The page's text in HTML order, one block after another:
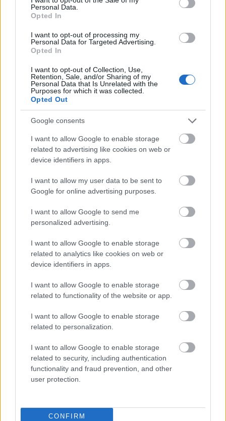
Personal Data.
Opted In
I want to opt-out of processing my
Personal Data for Targeted Advertising.
Opted In
I want to opt-out of Collection, Use,
Retention, Sale, and/or Sharing of my
Personal Data that Is Unrelated with the
Purposes for which it was collected.
Opted Out
Google consents
I want to allow Google to enable storage
related to advertising like cookies on web or
device identifiers in apps.
I want to allow my user data to be sent to
Google for online advertising purposes.
I want to allow Google to send me
personalized advertising.
I want to allow Google to enable storage
related to analytics like cookies on web or
device identifiers in apps.
I want to allow Google to enable storage
related to functionality of the website or app.
I want to allow Google to enable storage
related to personalization.
I want to allow Google to enable storage
related to security, including authentication
functionality and fraud prevention, and other
user protection.
CONFIRM
Διαβάζονται αυτή τη στιγμή
2027 - Το παράπονο της Καρυστιανού - Στον
ΣΥΡΙΖΑ μελετούν Ιστορία
Πυρόπληκτοι: Τι σημαίνουν τα «πράσινα»,
«κίτρινα» και «κόκκινα» σπίτια για τις
αποζημιώσεις
οδικά έργα και τα εκτιμώμενα
χρονοδιαγράμματα
TAGS: Κορονοϊός Πινακίδες
BEST OFINTERNET